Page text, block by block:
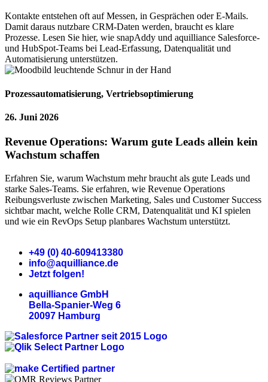
Kontakte entstehen oft auf Messen, in Gesprächen oder E-Mails.
Damit daraus nutzbare CRM-Daten werden, braucht es klare
Prozesse. Lesen Sie hier, wie snapAddy und aquilliance Salesforce-
und HubSpot-Teams bei Lead-Erfassung, Datenqualität und
Automatisierung unterstützen.
Prozessautomatisierung, Vertriebsoptimierung
26. Juni 2026
Revenue Operations: Warum gute Leads allein kein
Wachstum schaffen
Erfahren Sie, warum Wachstum mehr braucht als gute Leads und
starke Sales-Teams. Sie erfahren, wie Revenue Operations
Reibungsverluste zwischen Marketing, Sales und Customer Success
sichtbar macht, welche Rolle CRM, Datenqualität und KI spielen
und wie ein RevOps Setup planbares Wachstum unterstützt.
+49 (0) 40-609413380
info@aquilliance.de
Jetzt folgen!
aquilliance GmbH
Bella-Spanier-Weg 6
20097 Hamburg